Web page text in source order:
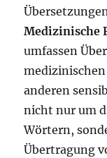
Medizinische
umfassen
anderen
nicht nur um
Wörtern,
Übertragung